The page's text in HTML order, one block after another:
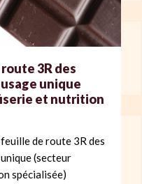
3R des
unique
et nutrition
de route 3R des
(secteur
spécialisée)